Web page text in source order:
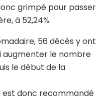
grimpé pour passer
à 52,24%.
56 décès y ont
augmenter le nombre
le début de la
est donc recommandé